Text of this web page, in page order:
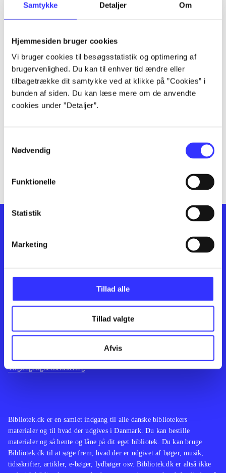
Samtykke Detaljer Om
Hjemmesiden bruger cookies
Vi bruger cookies til besøgsstatistik og optimering af
brugervenlighed. Du kan til enhver tid ændre eller
tilbagetrække dit samtykke ved at klikke på ”Cookies” i
bunden af siden. Du kan læse mere om de anvendte
cookies under ”Detaljer”.
Nødvendig
Funktionelle
Statistik
Marketing
Tillad alle
Tillad valgte
Afvis
Læsetid: min.
lorem ipsum dolor sit amet ...
lorem ipsum dolor sit amet ...
lorem ipsum dolor sit amet ...
lorem ipsum dolor sit amet ...
lorem ipsum dolor sit amet ...
lorem ipsum dolor sit amet ...
lorem ipsum dolor sit amet ...
Feedback
Bibliotek.dk er en samlet indgang til alle danske bibliotekers
materialer og til hvad der udgives i Danmark. Du kan bestille
materialer og så hente og låne på dit eget bibliotek. Du kan bruge
Bibliotek.dk til at søge frem, hvad der er udgivet af bøger, musik,
tidsskrifter, artikler, e-bøger, lydbøger osv. Bibliotek.dk er altså ikke
Om Bibliotek.dk
Privatlivspolitik
Tilgængelighedserklæring
Afdelinger
Bøger
Film
Musik
Spil